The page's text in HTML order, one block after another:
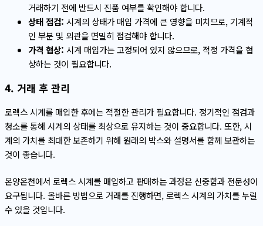
거래하기 전에 반드시 진품 여부를 확인해야 합니다.
상태 점검: 시계의 상태가 매입 가격에 큰 영향을 미치므로, 기계적
인 부분 및 외관을 면밀히 점검해야 합니다.
가격 협상: 시계 매입가는 고정되어 있지 않으므로, 적정 가격을 협
상하는 것이 필요합니다.
4. 거래 후 관리
로렉스 시계를 매입한 후에는 적절한 관리가 필요합니다. 정기적인 점검과
청소를 통해 시계의 상태를 최상으로 유지하는 것이 중요합니다. 또한, 시
계의 가치를 최대한 보존하기 위해 원래의 박스와 설명서를 함께 보관하는
것이 좋습니다.
온양온천에서 로렉스 시계를 매입하고 판매하는 과정은 신중함과 전문성이
요구됩니다. 올바른 방법으로 거래를 진행하면, 로렉스 시계의 가치를 누릴
수 있을 것입니다.